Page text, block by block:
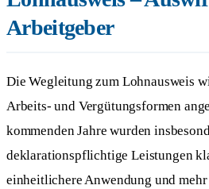
Arbeitgeber
Die Wegleitung zum Lohnausweis
Arbeits- und Vergütungsformen
kommenden Jahre wurden
deklarationspflichtige Leistungen
einheitlichere Anwendung und